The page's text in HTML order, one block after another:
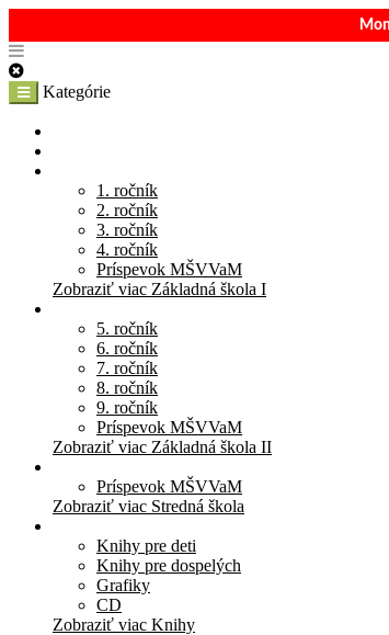
Kategórie
1. ročník
2. ročník
3. ročník
4. ročník
Príspevok MŠVVaM
Zobraziť viac Základná škola I
5. ročník
6. ročník
7. ročník
8. ročník
9. ročník
Príspevok MŠVVaM
Zobraziť viac Základná škola II
Príspevok MŠVVaM
Zobraziť viac Stredná škola
Knihy pre deti
Knihy pre dospelých
Grafiky
CD
Zobraziť viac Knihy